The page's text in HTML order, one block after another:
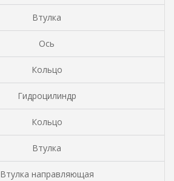
Втулка
Ось
Кольцо
Гидроцилиндр
Кольцо
Втулка
Втулка направляющая